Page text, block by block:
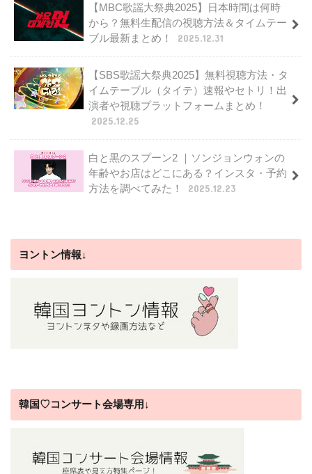
【MBC歌謡大祭典2025】日本時間は何時
から？無料生配信の視聴方法＆タイムテー
ブル最新まとめ！
2025.12.31
【SBS歌謡大祭典2025】無料視聴方法・タ
イムテーブル（タイテ）速報やセトリ！出
演者や視聴プラットフォームまとめ！
2025.12.25
白と黒のスプーン2 ｜ソンジョンウォンの
年齢やお店はどこにある？インスタ・予約
方法を調べてみた！
2025.12.23
ヨントン情報↓
韓国♡コンサート会場専用↓